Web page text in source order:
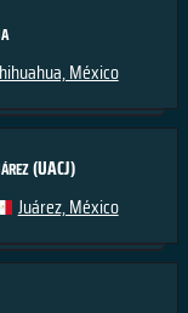
México
(UACJ)
Juárez, México